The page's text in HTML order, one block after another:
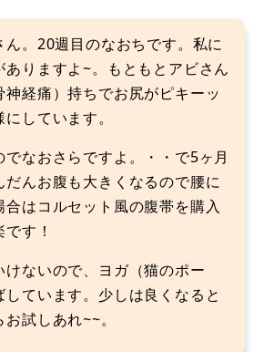
ん。20週目のなおちです。私に
ありますよ~。もともとアビさん
神経痛）持ちでお尻がピキーッ
しています。
なおさらですよ。・・で5ヶ月
だんお腹も大きくなるので腰に
合はコルセット風の腹帯を購入
す！
ないので、ヨガ（猫のポー
ています。少しは良くなると
試しあれ~~。